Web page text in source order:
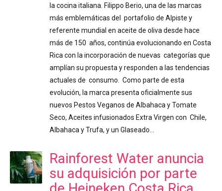
la cocina italiana. Filippo Berio, una de las marcas
más emblemáticas del portafolio de Alpiste y
referente mundial en aceite de oliva desde hace
más de 150 años, continúa evolucionando en Costa
Rica con la incorporación de nuevas categorías que
amplían su propuesta y responden a las tendencias
actuales de consumo. Como parte de esta
evolución, la marca presenta oficialmente sus
nuevos Pestos Veganos de Albahaca y Tomate
Seco, Aceites infusionados Extra Virgen con Chile,
Albahaca y Trufa, y un Glaseado…
Rainforest Water anuncia
su adquisición por parte